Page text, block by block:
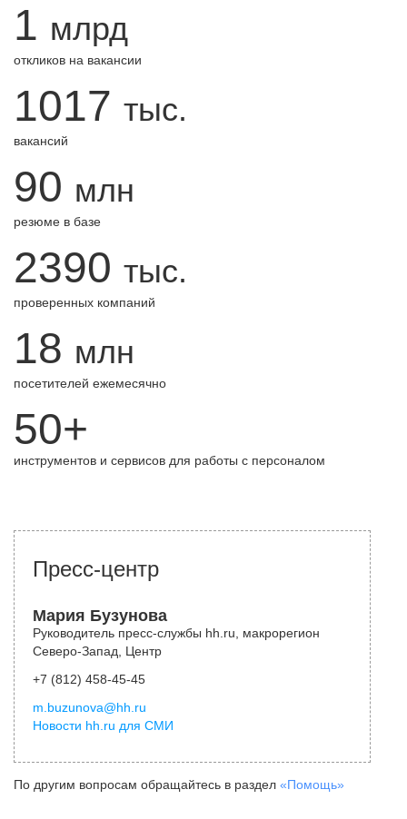
1 млрд
откликов на вакансии
1017 тыс.
вакансий
90 млн
резюме в базе
2390 тыс.
проверенных компаний
18 млн
посетителей ежемесячно
50+
инструментов и сервисов для работы с персоналом
Пресс-центр
Мария Бузунова
Руководитель пресс-службы hh.ru, макрорегион
Северо-Запад, Центр
+7 (812) 458-45-45
m.buzunova@hh.ru
Новости hh.ru для СМИ
По другим вопросам обращайтесь в раздел «Помощь»